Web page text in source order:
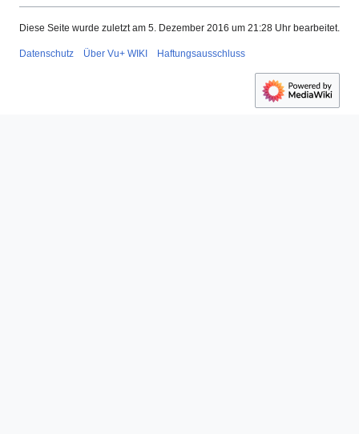
Diese Seite wurde zuletzt am 5. Dezember 2016 um 21:28 Uhr bearbeitet.
Datenschutz Über Vu+ WIKI Haftungsausschluss